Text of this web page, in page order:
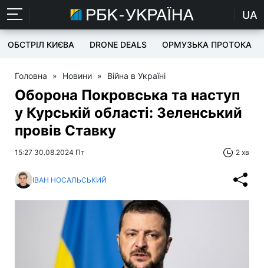
UA
ОБСТРІЛ КИЄВА DRONE DEALS ОРМУЗЬКА ПРОТОКА
Головна » Новини » Війна в Україні
Оборона Покровська та наступ
у Курській області: Зеленський
провів Ставку
15:27 30.08.2024 Пт 2 хв
ІВАН НОСАЛЬСЬКИЙ